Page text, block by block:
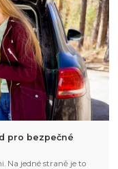
pro bezpečné
Na jedné straně je to